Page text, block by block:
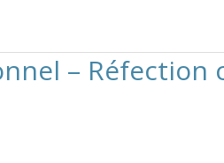
– Réfection